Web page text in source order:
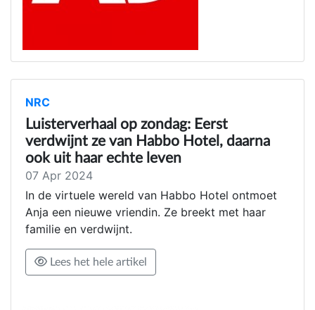
NRC
Luisterverhaal op zondag: Eerst
verdwijnt ze van Habbo Hotel, daarna
ook uit haar echte leven
07 Apr 2024
In de virtuele wereld van Habbo Hotel ontmoet
Anja een nieuwe vriendin. Ze breekt met haar
familie en verdwijnt.
Lees het hele artikel